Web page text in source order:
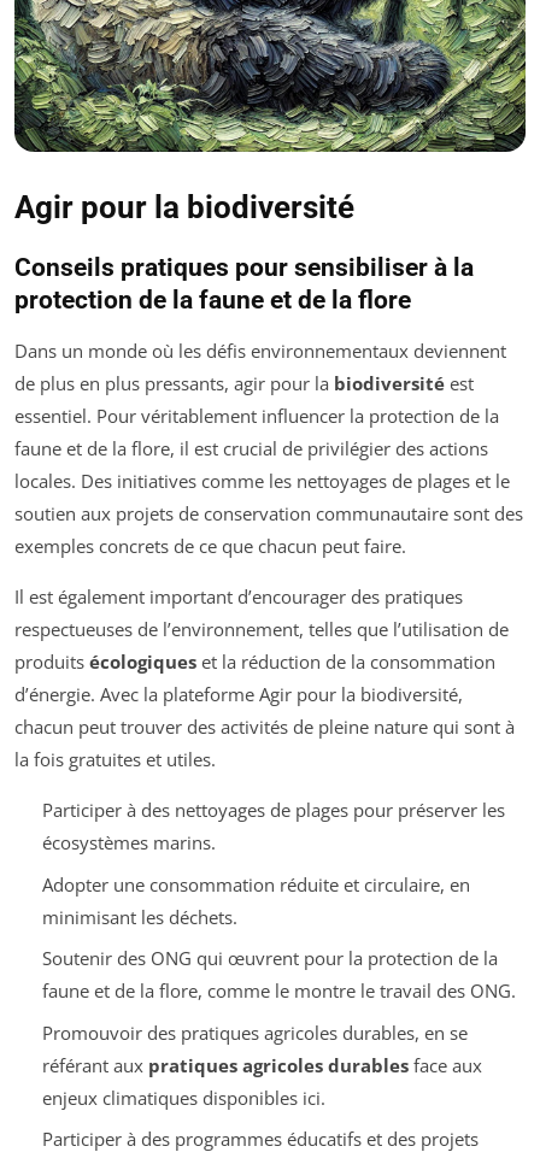
Agir pour la biodiversité
Conseils pratiques pour sensibiliser à la
protection de la faune et de la flore
Dans un monde où les défis environnementaux deviennent
de plus en plus pressants, agir pour la biodiversité est
essentiel. Pour véritablement influencer la protection de la
faune et de la flore, il est crucial de privilégier des actions
locales. Des initiatives comme les nettoyages de plages et le
soutien aux projets de conservation communautaire sont des
exemples concrets de ce que chacun peut faire.
Il est également important d’encourager des pratiques
respectueuses de l’environnement, telles que l’utilisation de
produits écologiques et la réduction de la consommation
d’énergie. Avec la plateforme Agir pour la biodiversité,
chacun peut trouver des activités de pleine nature qui sont à
la fois gratuites et utiles.
Participer à des nettoyages de plages pour préserver les
écosystèmes marins.
Adopter une consommation réduite et circulaire, en
minimisant les déchets.
Soutenir des ONG qui œuvrent pour la protection de la
faune et de la flore, comme le montre le travail des ONG.
Promouvoir des pratiques agricoles durables, en se
référant aux pratiques agricoles durablesface aux
enjeux climatiques disponibles ici.
Participer à des programmes éducatifs et des projets